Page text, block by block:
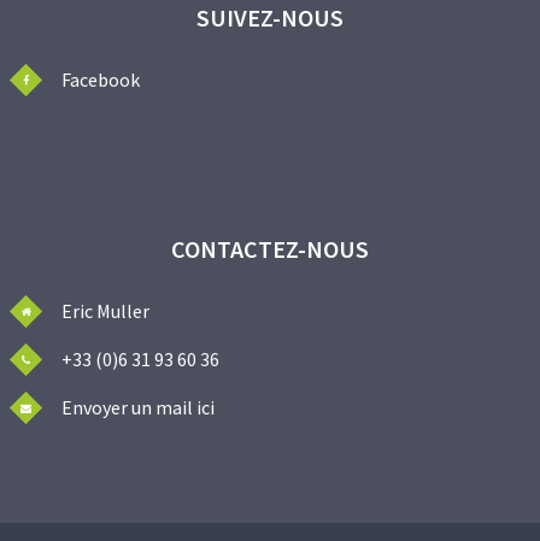
SUIVEZ-NOUS
Facebook
CONTACTEZ-NOUS
Eric Muller
+33 (0)6 31 93 60 36
Envoyer un mail ici